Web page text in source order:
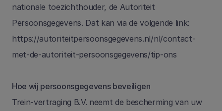
nationale toezichthouder, de Autoriteit
Persoonsgegevens. Dat kan via de volgende link:
https://autoriteitpersoonsgegevens.nl/nl/contact-
met-de-autoriteit-persoonsgegevens/tip-ons
Hoe wij persoonsgegevens beveiligen
Trein-vertraging B.V. neemt de bescherming van uw